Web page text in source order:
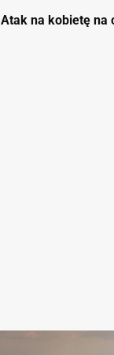
Atak na kobietę na